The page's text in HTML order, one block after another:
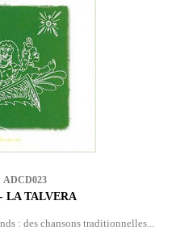
ADCD023
LA TALVERA
: des chansons traditionnelles...